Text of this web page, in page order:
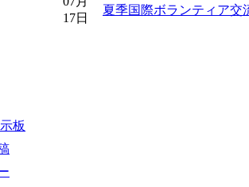
板
17日
夏季国際ボランティア交